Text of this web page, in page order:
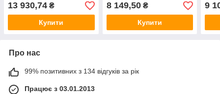
13 930,74 ₴
Купити
8 149,50₴
Купити
9
Про нас
99% позитивних з 134 відгуків за рік
Працює з 03.01.2013